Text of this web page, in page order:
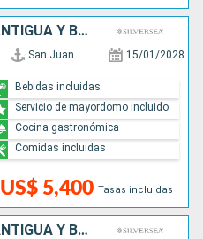
PUERTO RICO, FRANCIA, ANTIGUA Y BARBUDA, GRENADA, SAN VINCENT Y LAS GRANADINAS, SANTA LUCIA
San Juan 15/01/2028
US$ 5,400 Tasas incluidas
Bebidas incluidas
Servicio de mayordomo incluido
Cocina gastronómica
Comidas incluidas
FRANCIA, PUERTO RICO, ANTIGUA Y BARBUDA,